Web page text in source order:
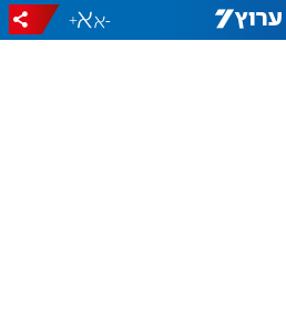
-
+